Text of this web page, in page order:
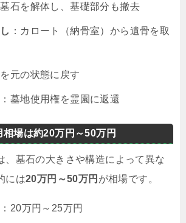
石を解体し、基礎部分も撤去
：カロート（納骨室）から遺骨を取
元の状態に戻す
：墓地使用権を霊園に返還
相場は約20万円～50万円
、墓石の大きさや構造によって異な
には20万円～50万円 が相場です。
：20万円～25万円